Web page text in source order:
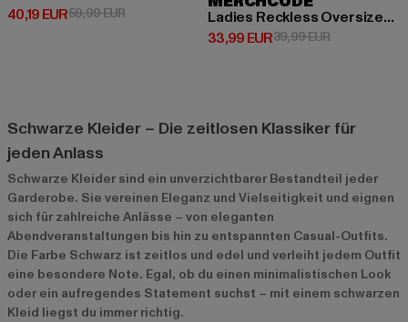
40,19 EUR
Derzeitiger Preis: 40,19 EUR
59,99 EURAktionspreis: 59,99 EUR
Ladies Reckless Oversized Slit Dress
33,99 EUR
Derzeitiger Preis: 33,99 EUR
39,99 EURAktionspreis:
Schwarze Kleider – Die zeitlosen Klassiker für
jeden Anlass
Schwarze Kleider sind ein unverzichtbarer Bestandteil jeder
Garderobe. Sie vereinen Eleganz und Vielseitigkeit und eignen
sich für zahlreiche Anlässe – von eleganten
Abendveranstaltungen bis hin zu entspannten Casual-Outfits.
Die Farbe Schwarz ist zeitlos und edel und verleiht jedem Outfit
eine besondere Note. Egal, ob du einen minimalistischen Look
oder ein aufregendes Statement suchst – mit einem schwarzen
Kleid liegst du immer richtig.